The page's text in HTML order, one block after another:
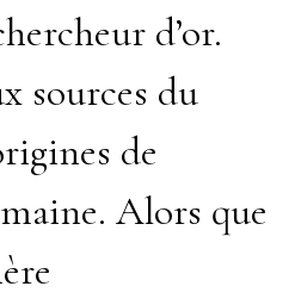
d’or.
sources du
de
Alors que